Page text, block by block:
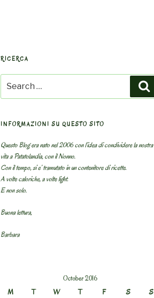
RICERCA
for:
INFORMAZIONI SU QUESTO SITO
Questo Blog era nato nel 2006 con l’idea di condividere la nostra
vita a Patatolandia, con il Nonno.
Con il tempo, si e’ tramutato in un contenitore di ricette.
A volte caloriche, a volte light.
E non solo.
Buona lettura,
Barbara
October 2016
M
T W T F S
S